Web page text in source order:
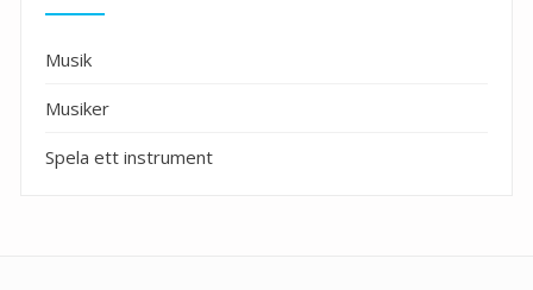
Musik
Musiker
Spela ett instrument